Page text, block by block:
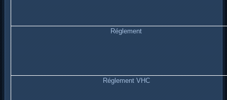
Réglement
Réglement VHC